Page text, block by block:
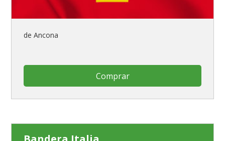
de Ancona
Comprar